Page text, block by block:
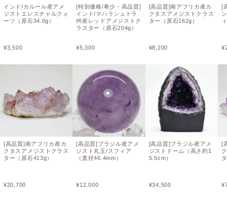
インド/カルール産アメ
ジストエレスチャルクォ
ーツ（原石34.0g）
¥3,500
[高品質]南アフリカ産カ
クタスアメジストクラス
ター（原石413g）
¥20,700
[特別価格/希少・高品質]
インド/マハラシュトラ
州産レッドアメジストク
ラスター（原石204g）
¥5,300
[高品質]ブラジル産アメ
ジスト丸玉/スフィア
（直径46.4mm）
¥12,000
[高品質]南アフリカ産カ
クタスアメジストクラス
ター（原石162g）
¥8,200
[高品質]ブラジル産アメ
ジストドーム（高さ約1
5.5cm）
¥34,500
[
¥
[
¥